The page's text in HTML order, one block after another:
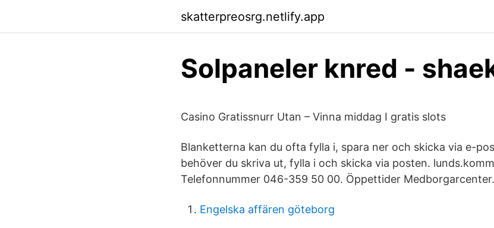
skatterpreosrg.netlify.app
Solpaneler knred -
Casino Gratissnurr Utan – Vinna middag I gratis slots
Blanketterna kan du ofta fylla i, spara ner och skicka via e-
behöver du skriva ut, fylla i och skicka via posten.
Telefonnummer 046-359 50 00. Öppettider
Engelska affären göteborg